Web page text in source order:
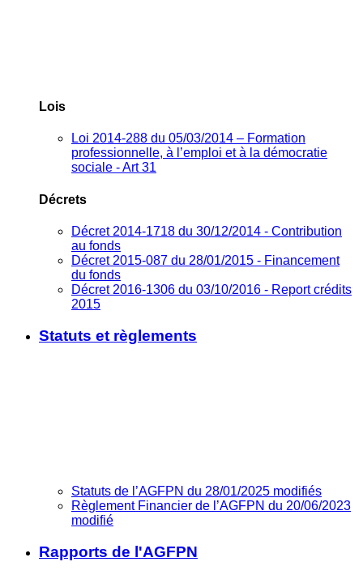
Lois
Loi 2014-288 du 05/03/2014 – Formation
professionnelle, à l’emploi et à la démocratie
sociale - Art 31
Décrets
Décret 2014-1718 du 30/12/2014 - Contribution
au fonds
Décret 2015-087 du 28/01/2015 - Financement
du fonds
Décret 2016-1306 du 03/10/2016 - Report crédits
2015
Statuts et règlements
Statuts de l’AGFPN du 28/01/2025 modifiés
Règlement Financier de l’AGFPN du 20/06/2023
modifié
Rapports de l'AGFPN